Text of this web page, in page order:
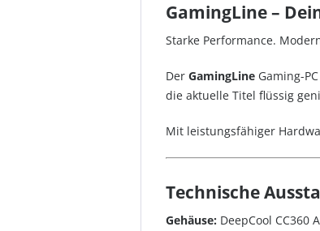
GamingLine –
Starke Performance.
Der GamingLine Gaming-
die aktuelle Titel flüssig
Mit leistungsfähiger
Technische
Gehäuse: DeepCool CC360